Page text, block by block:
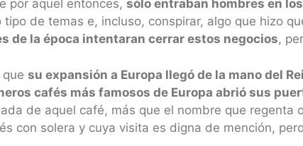
por aquel entonces, sólo entraban hombres en
tipo de temas e, incluso, conspirar, algo que hizo
de la época intentaran cerrar estos negocios,
su expansión a Europa llegó de la mano del
cafés más famosos de Europa abrió sus
de aquel café, más que el nombre que regenta
con solera y cuya visita es digna de mención,